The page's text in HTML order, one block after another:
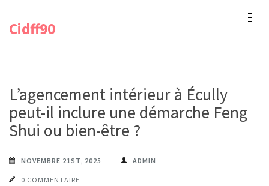
Cidff90
L’agencement intérieur à Écully
peut-il inclure une démarche Feng
Shui ou bien-être ?
NOVEMBRE 21ST, 2025 ADMIN
0 COMMENTAIRE